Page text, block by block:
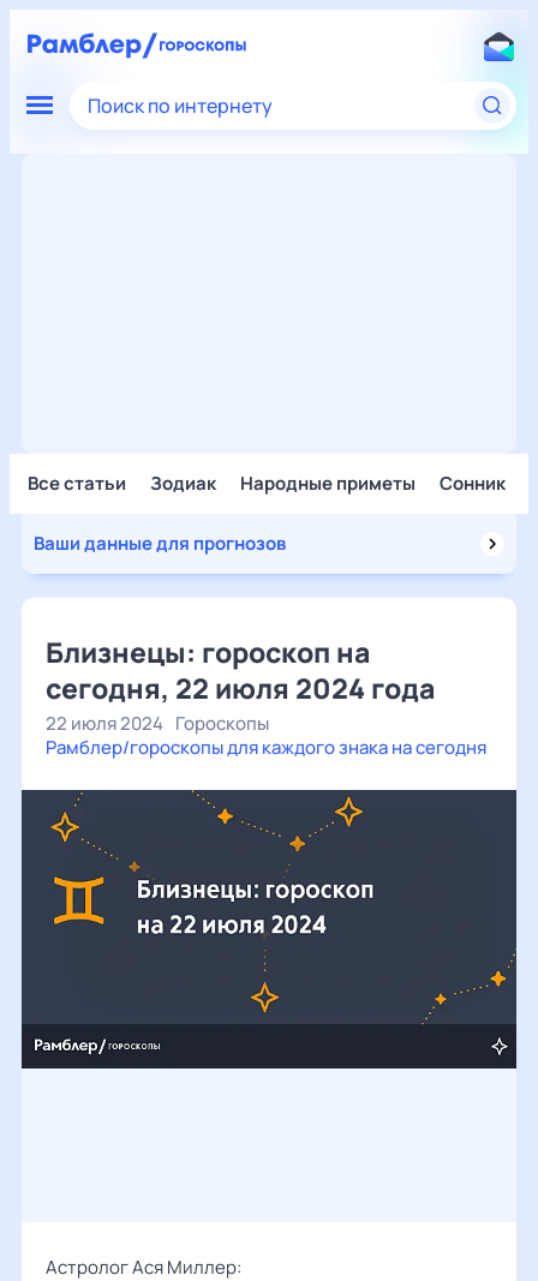
Поиск по интернету
Все статьи Зодиак Народные приметы Сонник
Ваши данные для прогнозов
Близнецы: гороскоп на
сегодня, 22 июля 2024 года
22 июля 2024 Гороскопы
Рамблер/гороскопы для каждого знака на сегодня
Астролог Ася Миллер: